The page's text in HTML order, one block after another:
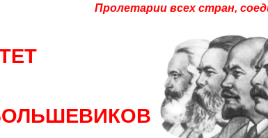
Пролетарии всех стран,